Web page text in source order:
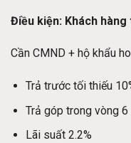
Điều kiện: Khách
Cần CMND + hộ khẩu
Trả trước tối thiếu
Trả góp trong vòng
Lãi suất 2.2%